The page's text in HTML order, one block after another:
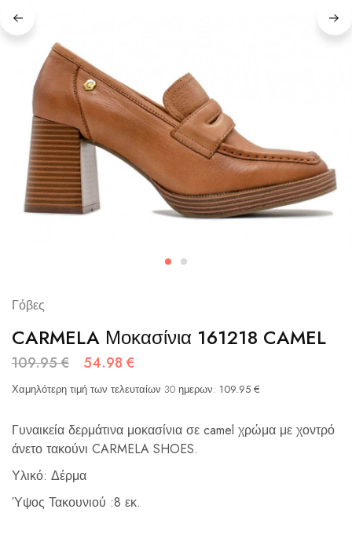
Γόβες
CARMELA Μοκασίνια 161218 CAMEL
109.95€ 54.98 €
Χαμηλότερη τιμή των τελευταίων 30 ημερων: 109.95 €
Γυναικεία δερμάτινα μοκασίνια σε camel χρώμα με χοντρό
άνετο τακούνι CARMELA SHOES.
Υλικό: Δέρμα
Ύψος Τακουνιού :8 εκ.